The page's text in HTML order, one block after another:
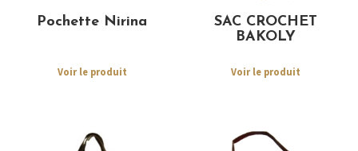
Pochette Nirina
Voir le produit
SAC CROCHET
BAKOLY
Voir le produit